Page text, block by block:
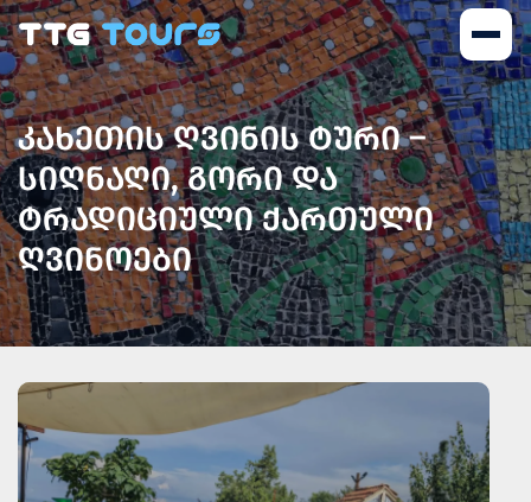
ᲙᲐᲮᲔᲗᲘᲡ ᲦᲕᲘᲜᲘᲡ ᲢᲣᲠᲘ –
ᲡᲘᲦᲜᲐᲦᲘ, ᲒᲝᲠᲘ ᲓᲐ
ᲢᲠᲐᲓᲘᲪᲘᲣᲚᲘ ᲥᲐᲠᲗᲣᲚᲘ
ᲦᲕᲘᲜᲝᲔᲑᲘ